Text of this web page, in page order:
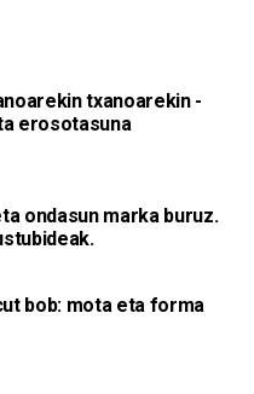
txanoarekin -
erosotasuna
ondasun marka buruz.
bob: mota eta forma